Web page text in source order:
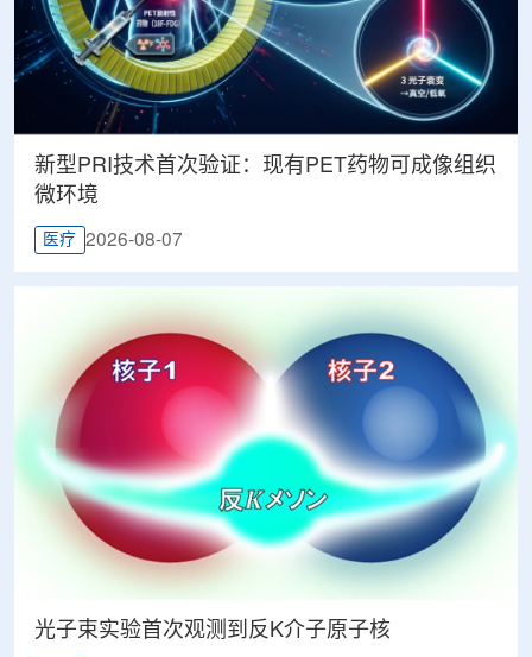
新型PRI技术首次验证：现有PET药物可成像组织
微环境
医疗 2026-08-07
光子束实验首次观测到反K介子原子核